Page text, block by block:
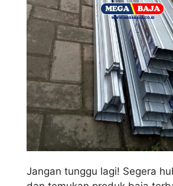
Jangan tunggu lagi! Segera